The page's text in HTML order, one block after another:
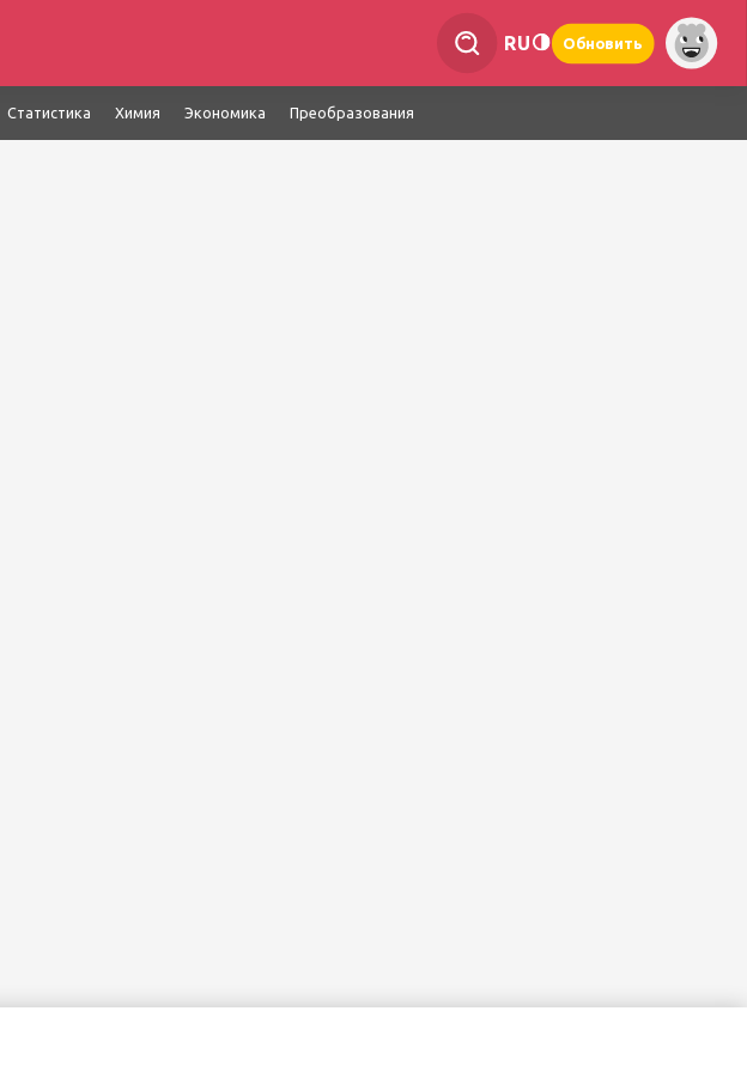
RU Обновить
Статистика Химия Экономика Преобразования